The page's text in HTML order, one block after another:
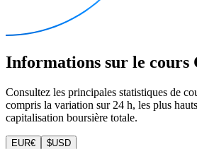
Informations sur le cours
Consultez les principales statistiques de
compris la variation sur 24 h, les plus
capitalisation boursière totale.
EUR€ $USD